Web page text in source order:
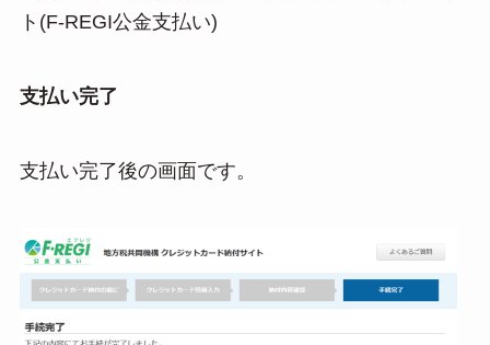
ト(F-REGI公金支払い)
支払い完了
支払い完了後の画面です。